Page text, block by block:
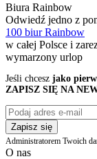
Biura Rainbow
Odwiedź jedno z
100 biur Rainbow
w całej Polsce i
wymarzony urlop
Jeśli chcesz jako
ZAPISZ SIĘ NA
Zapisz się
Administratorem Twoich
O nas